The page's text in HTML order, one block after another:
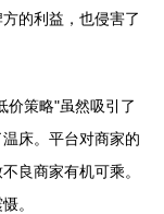
的利益，也侵害了
价策略"虽然吸引了
床。平台对商家的
良商家有机可乘。
。